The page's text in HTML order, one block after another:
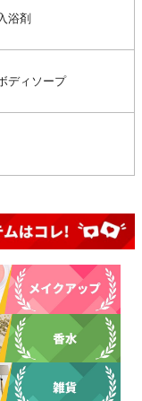
入浴剤
ディソープ